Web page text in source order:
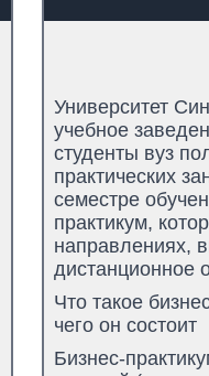
Университет
учебное
студенты вуз
практических
семестре
практикум,
направлениях,
дистанционное
Что такое
чего он состоит
Бизнес-